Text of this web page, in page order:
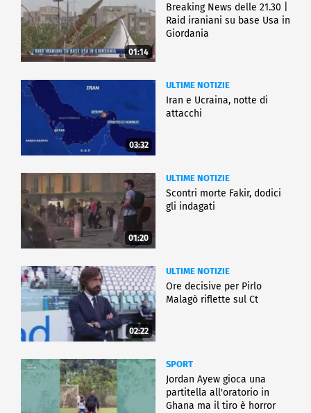
01:14
Breaking News delle 21.30 |
Raid iraniani su base Usa in
Giordania
03:32
ULTIME NOTIZIE
Iran e Ucraina, notte di
attacchi
01:20
ULTIME NOTIZIE
Scontri morte Fakir, dodici
gli indagati
02:22
ULTIME NOTIZIE
Ore decisive per Pirlo
Malagò riflette sul Ct
SPORT
Jordan Ayew gioca una
partitella all'oratorio in
Ghana ma il tiro è horror